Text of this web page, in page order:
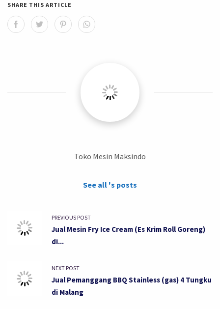
SHARE THIS ARTICLE
Toko Mesin Maksindo
See all 's posts
PREVIOUS POST
Jual Mesin Fry Ice Cream (Es Krim Roll Goreng)
di...
NEXT POST
Jual Pemanggang BBQ Stainless (gas) 4 Tungku
di Malang